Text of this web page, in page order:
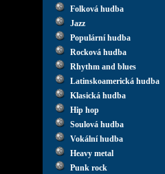
Folková hudba
Jazz
Populární hudba
Rocková hudba
Rhythm and blues
Latinskoamerická hudba
Klasická hudba
Hip hop
Soulová hudba
Vokální hudba
Heavy metal
Punk rock